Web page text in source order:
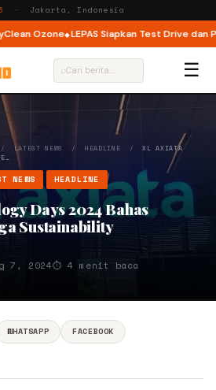
· Jakarta, Indonesia
Ozone LEPAS Siapkan Test Drive dan
⌕ ☰
LATEST NEWS /HEADLINE /XL AXIATA
NEWS HEADLINE
Days 2024 Bahas
Sustainability
7, 2024⏱ 4 menit baca
WHATSAPP
FACEBOOK